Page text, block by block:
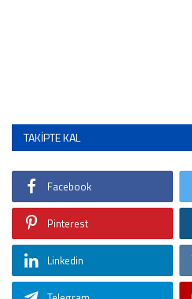
İLETİŞİM
siyasetciler.com
TAKIPTE KAL
Facebook
Pinterest
Linkedin